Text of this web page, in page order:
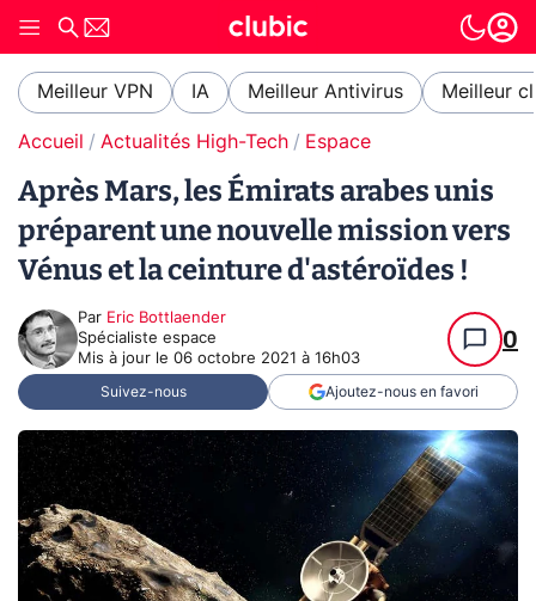
Meilleur VPN IA Meilleur Antivirus Meilleur
Accueil Actualités High-Tech Espace
Après Mars, les Émirats arabes unis
préparent une nouvelle mission vers
Vénus et la ceinture d'astéroïdes !
Par Eric Bottlaender
Spécialiste espace
Mis à jour le 06 octobre 2021 à 16h03
0
Suivez-nous Ajoutez-nous en favori